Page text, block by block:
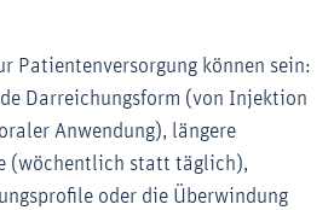
Patientenversorgung können sein:
Darreichungsform (von Injektion
Anwendung), längere
(wöchentlich statt täglich),
oder die Überwindung